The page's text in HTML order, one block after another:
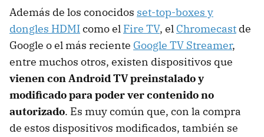
Además de los conocidos set-top-boxes y
dongles HDMIcomo el Fire TV, el Chromecast de
Google o el más reciente Google TV Streamer,
entre muchos otros, existen dispositivos que
vienen con Android TV preinstalado y
modificado para poder ver contenido no
autorizado. Es muy común que, con la compra
de estos dispositivos modificados, también se